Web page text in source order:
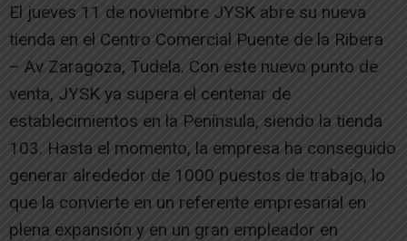
El jueves 11 de noviembre JYSK abre su nueva
tienda en el Centro Comercial Puente de la Ribera
– Av Zaragoza, Tudela. Con este nuevo punto de
venta, JYSK ya supera el centenar de
establecimientos en la Península, siendo la tienda
103. Hasta el momento, la empresa ha conseguido
generar alrededor de 1000 puestos de trabajo, lo
que la convierte en un referente empresarial en
plena expansión y en un gran empleador en